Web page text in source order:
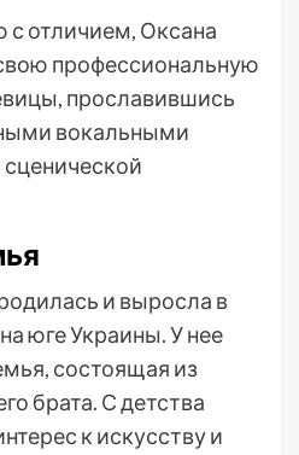
отличием, Оксана
профессиональную
прославившись
вокальными
и выросла в
юге Украины. У нее
состоящая из
брата. С детства
к искусству и